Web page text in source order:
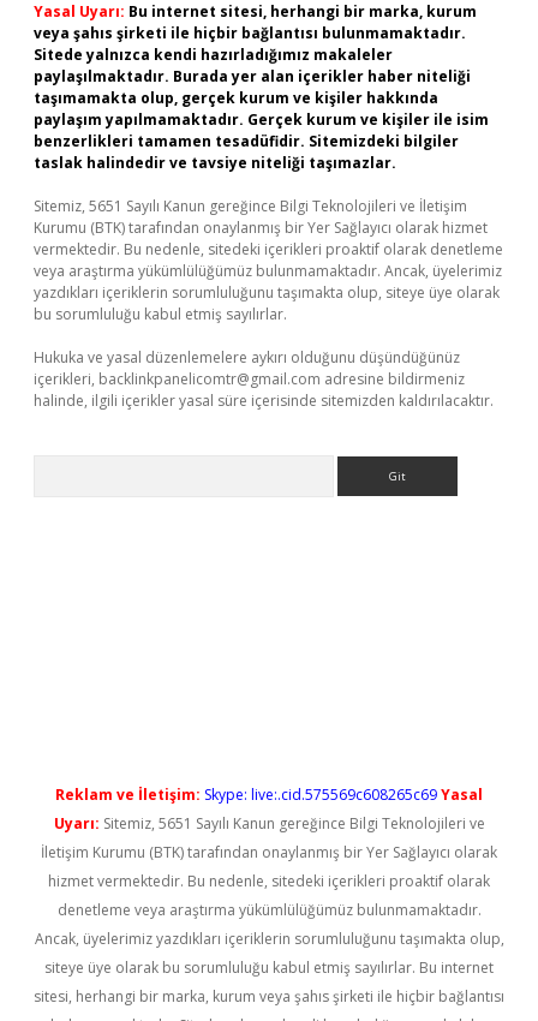
Yasal Uyarı: Bu internet sitesi, herhangi bir marka, kurum
veya şahıs şirketi ile hiçbir bağlantısı bulunmamaktadır.
Sitede yalnızca kendi hazırladığımız makaleler
paylaşılmaktadır. Burada yer alan içerikler haber niteliği
taşımamakta olup, gerçek kurum ve kişiler hakkında
paylaşım yapılmamaktadır. Gerçek kurum ve kişiler ile isim
benzerlikleri tamamen tesadüfidir. Sitemizdeki bilgiler
taslak halindedir ve tavsiye niteliği taşımazlar.
Sitemiz, 5651 Sayılı Kanun gereğince Bilgi Teknolojileri ve İletişim
Kurumu (BTK) tarafından onaylanmış bir Yer Sağlayıcı olarak hizmet
vermektedir. Bu nedenle, sitedeki içerikleri proaktif olarak denetleme
veya araştırma yükümlülüğümüz bulunmamaktadır. Ancak, üyelerimiz
yazdıkları içeriklerin sorumluluğunu taşımakta olup, siteye üye olarak
bu sorumluluğu kabul etmiş sayılırlar.
Hukuka ve yasal düzenlemelere aykırı olduğunu düşündüğünüz
içerikleri, backlinkpanelicomtr@gmail.com adresine bildirmeniz
halinde, ilgili içerikler yasal süre içerisinde sitemizden kaldırılacaktır.
Reklam ve İletişim: Skype: live:.cid.575569c608265c69Yasal
Uyarı: Sitemiz, 5651 Sayılı Kanun gereğince Bilgi Teknolojileri ve
İletişim Kurumu (BTK) tarafından onaylanmış bir Yer Sağlayıcı olarak
hizmet vermektedir. Bu nedenle, sitedeki içerikleri proaktif olarak
denetleme veya araştırma yükümlülüğümüz bulunmamaktadır.
Ancak, üyelerimiz yazdıkları içeriklerin sorumluluğunu taşımakta olup,
siteye üye olarak bu sorumluluğu kabul etmiş sayılırlar. Bu internet
sitesi, herhangi bir marka, kurum veya şahıs şirketi ile hiçbir bağlantısı